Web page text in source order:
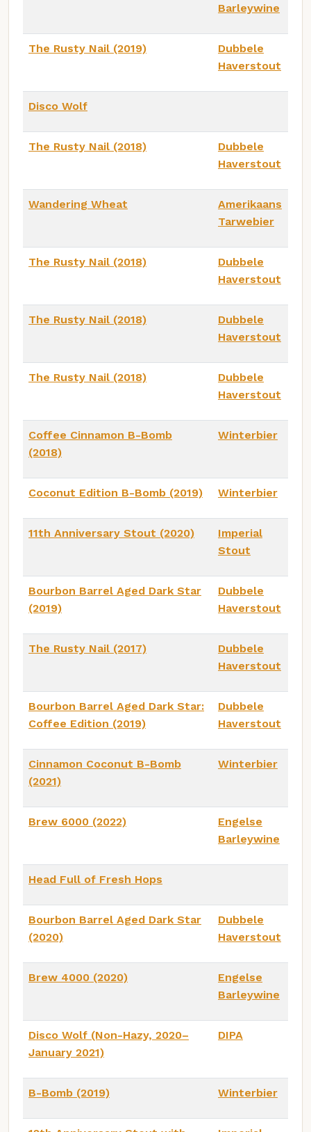
Barleywine
The Rusty Nail (2019)
Dubbele
Haverstout
Disco Wolf
The Rusty Nail (2018)
Dubbele
Haverstout
Wandering Wheat
Amerikaans
Tarwebier
The Rusty Nail (2018)
Dubbele
Haverstout
The Rusty Nail (2018)
Dubbele
Haverstout
The Rusty Nail (2018)
Dubbele
Haverstout
Coffee Cinnamon B-Bomb
(2018)
Winterbier
Coconut Edition B-Bomb (2019) Winterbier
11th Anniversary Stout (2020)
Imperial
Stout
Bourbon Barrel Aged Dark Star
(2019)
Dubbele
Haverstout
The Rusty Nail (2017)
Dubbele
Haverstout
Bourbon Barrel Aged Dark Star:
Coffee Edition (2019)
Dubbele
Haverstout
Cinnamon Coconut B-Bomb
(2021)
Winterbier
Brew 6000 (2022)
Engelse
Barleywine
Head Full of Fresh Hops
Bourbon Barrel Aged Dark Star
(2020)
Dubbele
Haverstout
Brew 4000 (2020)
Engelse
Barleywine
Disco Wolf (Non-Hazy, 2020–
January 2021)
DIPA
B-Bomb (2019) Winterbier